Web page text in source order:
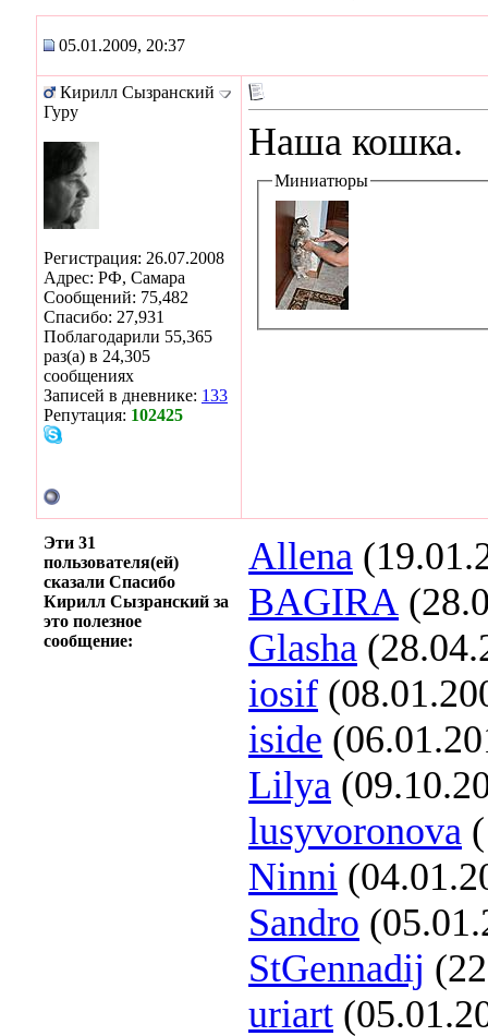
05.01.2009, 20:37
Кирилл Сызранский
Гуру
Регистрация: 26.07.2008
Адрес: РФ, Самара
Сообщений: 75,482
Спасибо: 27,931
Поблагодарили 55,365
раз(а) в 24,305
сообщениях
Записей в дневнике: 133
Репутация: 102425
Наша кошка.
Миниатюры
Эти 31
пользователя(ей)
сказали Спасибо
Кирилл Сызранский за
это полезное
сообщение:
Allena
BAGIRA
Glasha
iosif
iside
Lilya
lusyvoronova
Ninni
Sandro
StGennadij
uriart